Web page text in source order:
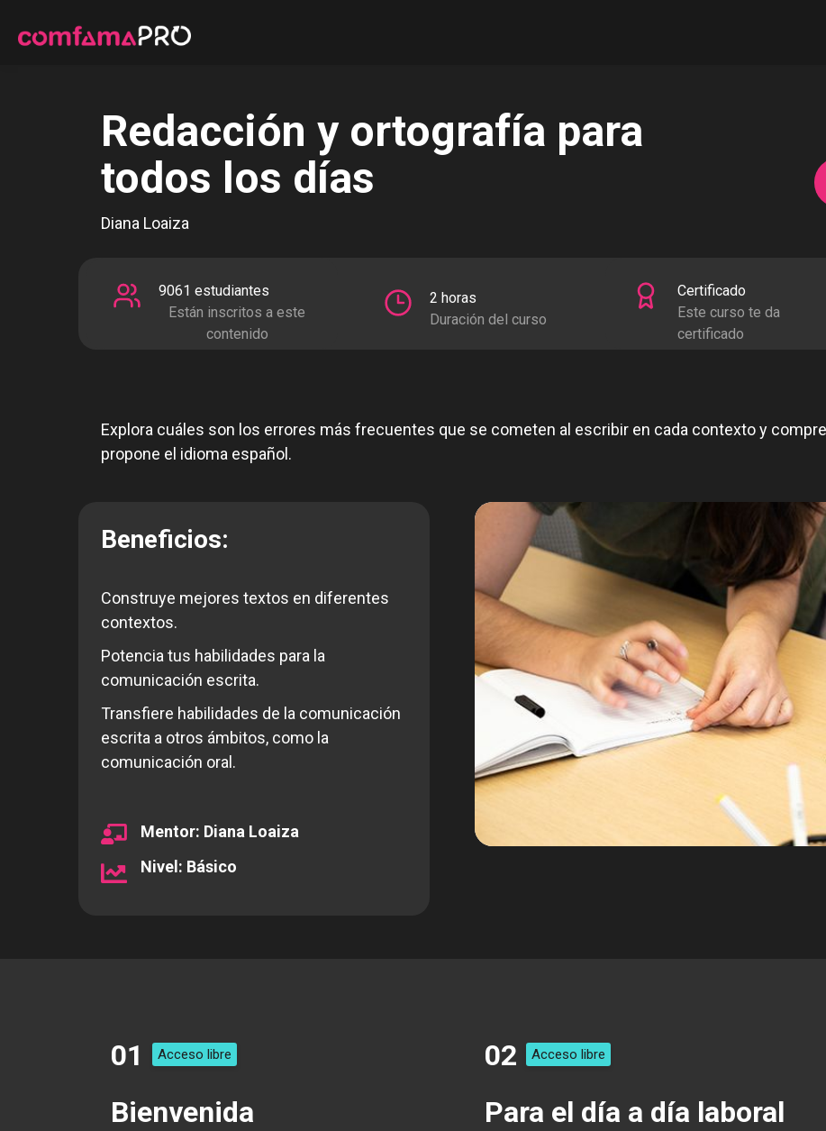
Redacción y ortografía para
todos los días
Diana Loaiza
9061 estudiantes
Están inscritos a este
contenido
2 horas
Duración del curso
Certificado
Este curso te da
certificado
Explora cuáles son los errores más frecuentes que se cometen al escribir en cada contexto y
propone el idioma español.
Beneficios:
Construye mejores textos en diferentes
contextos.
Potencia tus habilidades para la
comunicación escrita.
Transfiere habilidades de la comunicación
escrita a otros ámbitos, como la
comunicación oral.
Mentor: Diana Loaiza
Nivel: Básico
01 Acceso libre
Bienvenida
02 Acceso libre
Para el día a día laboral